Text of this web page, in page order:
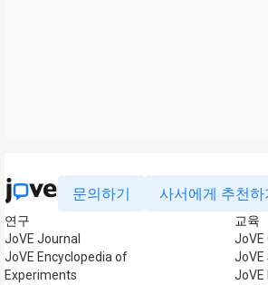
문의하기 사서에게 추천하
연구
JoVE Journal
JoVE Encyclopedia of
Experiments
교육
JoVE
JoVE
JoVE